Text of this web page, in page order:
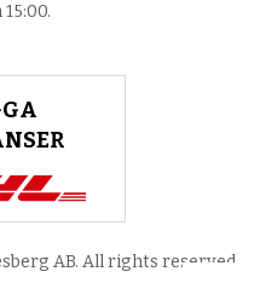
AB. All rights reserved.